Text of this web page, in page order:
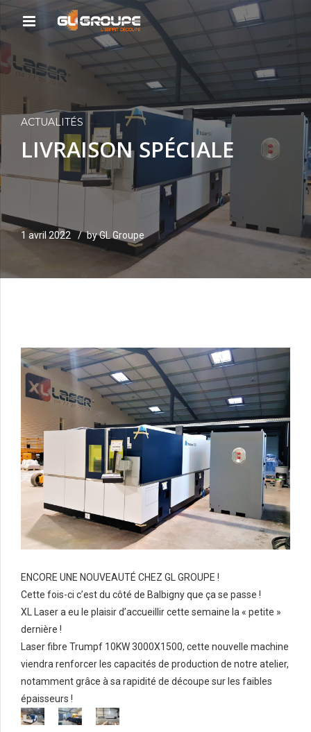
ACTUALITÉS
LIVRAISON SPÉCIALE
1 avril 2022 by GL Groupe
ENCORE UNE NOUVEAUTÉ CHEZ GL GROUPE !
Cette fois-ci c’est du côté de Balbigny que ça se passe !
XL Laser a eu le plaisir d’accueillir cette semaine la « petite »
dernière !
Laser fibre Trumpf 10KW 3000X1500, cette nouvelle machine
viendra renforcer les capacités de production de notre atelier,
notamment grâce à sa rapidité de découpe sur les faibles
épaisseurs !